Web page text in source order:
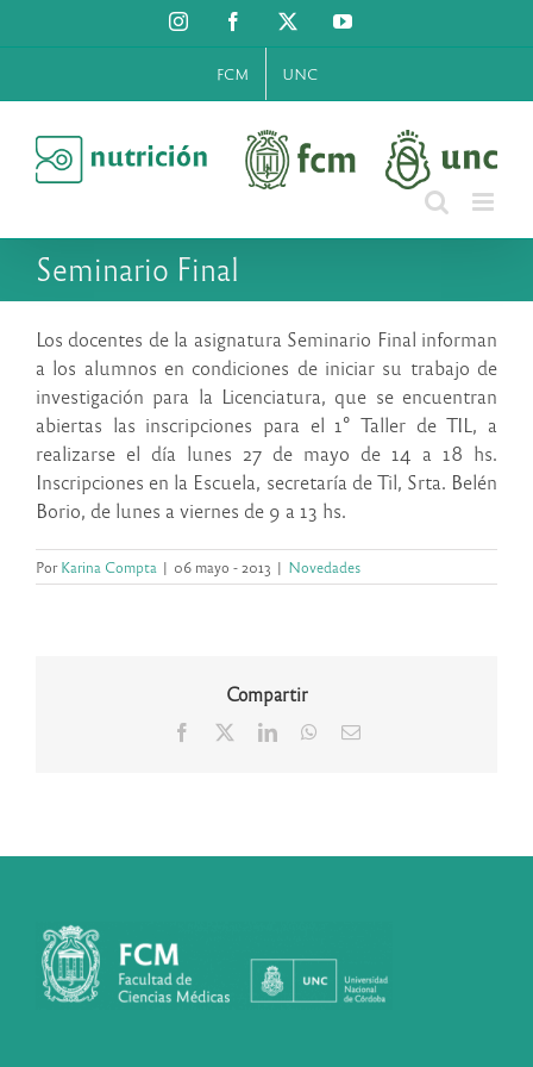
al
InstagramFacebook YouTube
FCM UNC
Seminario Final
Los docentes de la asignatura Seminario Final informan
a los alumnos en condiciones de iniciar su trabajo de
investigación para la Licenciatura, que se encuentran
abiertas las inscripciones para el 1° Taller de TIL, a
realizarse el día lunes 27 de mayo de 14 a 18 hs.
Inscripciones en la Escuela, secretaría de Til, Srta. Belén
Borio, de lunes a viernes de 9 a 13 hs.
PorKarina Compta | 06 mayo - 2013 | Novedades
Compartir
Facebook LinkedInWhatsApp
Correo